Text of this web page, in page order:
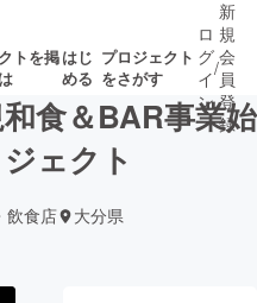
トを掲はじ
める
プロジェクト
をさがす
募集終了が近いプ
ロジェクト
ロ
グ
イ
ン
/
新
規
会
員
登
録
食＆BAR事業始
ェクト
飲食店 大分県